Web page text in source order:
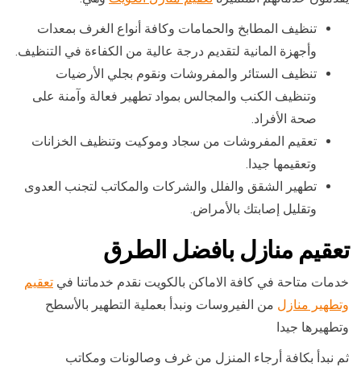
تنظيف المطابخ والحمامات وكافة أنواع الغرف بمعدات
وأجهزة المانية لتقديم درجة عالية من الكفاءة في التنظيف.
تنظيف الستائر والمفروشات ونقوم بجلي الأرضيات
وتنظيف الكنب والمجالس بمواد تطهير فعالة وآمنة على
صحة الأفراد.
تعقيم المفروشات من سجاد وموكيت وتنظيف الخزانات
وتعقيمها جيدا.
تطهير الشقق والفلل والشركات والمكاتب لتجنب العدوى
وتقليل إصابتك بالأمراض.
تعقيم منازل بافضل الطرق
خدمات متاحة في كافة الاماكن بالكويت نقدم خدماتنا في تعقيم
وتطهير منازل من الفيروسات ونبدأ بعملية التطهير بالأسطح
وتطهيرها جيدا
ثم نبدأ بكافة أرجاء المنزل من غرف وصالونات ومكاتب